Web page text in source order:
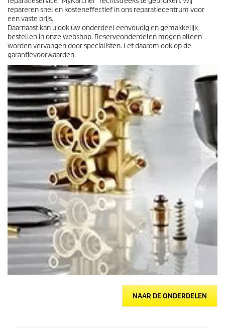
b
e
o
o
r
d
l
i
n
g
e
n
repareren snel en kosteneffectief in ons reparatiecentrum voor
een vaste prijs.
Daarnaast kan u ook uw onderdeel eenvoudig en gemakkelijk
bestellen in onze webshop. Reserveonderdelen mogen alleen
worden vervangen door specialisten. Let daarom ook op de
garantievoorwaarden.
NAAR DE ONDERDELEN